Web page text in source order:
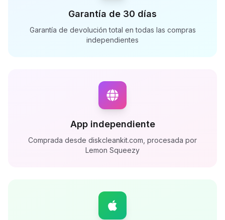
Garantía de 30 días
Garantía de devolución total en todas las compras
independientes
App independiente
Comprada desde diskcleankit.com, procesada por
Lemon Squeezy